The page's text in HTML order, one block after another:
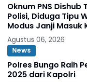
Oknum PNS
Polisi, Diduga Tipu
Modus Janji Masuk
Agustus 06, 2026
News
Polres Bungo Raih
2025 dari Kapolri